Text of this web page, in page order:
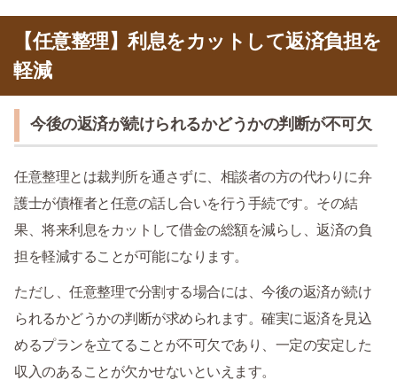
【任意整理】利息をカットして返済負担を
軽減
今後の返済が続けられるかどうかの判断が不可欠
任意整理とは裁判所を通さずに、相談者の方の代わりに弁
護士が債権者と任意の話し合いを行う手続です。その結
果、将来利息をカットして借金の総額を減らし、返済の負
担を軽減することが可能になります。
ただし、任意整理で分割する場合には、今後の返済が続け
られるかどうかの判断が求められます。確実に返済を見込
めるプランを立てることが不可欠であり、一定の安定した
収入のあることが欠かせないといえます。